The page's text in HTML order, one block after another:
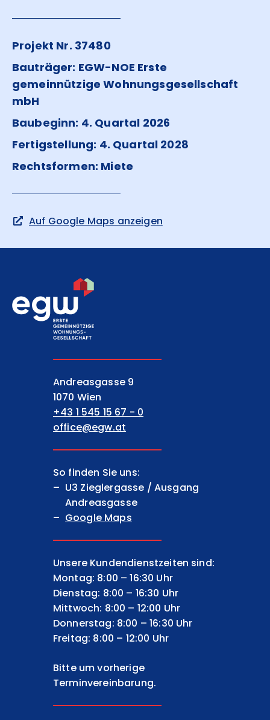
Projekt Nr. 37480
Bauträger: EGW-NOE Erste
gemeinnützige Wohnungsgesellschaft
mbH
Baubeginn: 4. Quartal 2026
Fertigstellung: 4. Quartal 2028
Rechtsformen: Miete
Auf Google Maps anzeigen
EGW Erste gemeinnützige
Andreasgasse 9
1070 Wien
+43 1 545 15 67 - 0
office@egw.at
So finden Sie uns:
U3 Zieglergasse / Ausgang
Andreasgasse
Google Maps
Unsere Kundendienstzeiten sind:
Montag: 8:00 – 16:30 Uhr
Dienstag: 8:00 – 16:30 Uhr
Mittwoch: 8:00 – 12:00 Uhr
Donnerstag: 8:00 – 16:30 Uhr
Freitag: 8:00 – 12:00 Uhr
Bitte um vorherige
Terminvereinbarung.